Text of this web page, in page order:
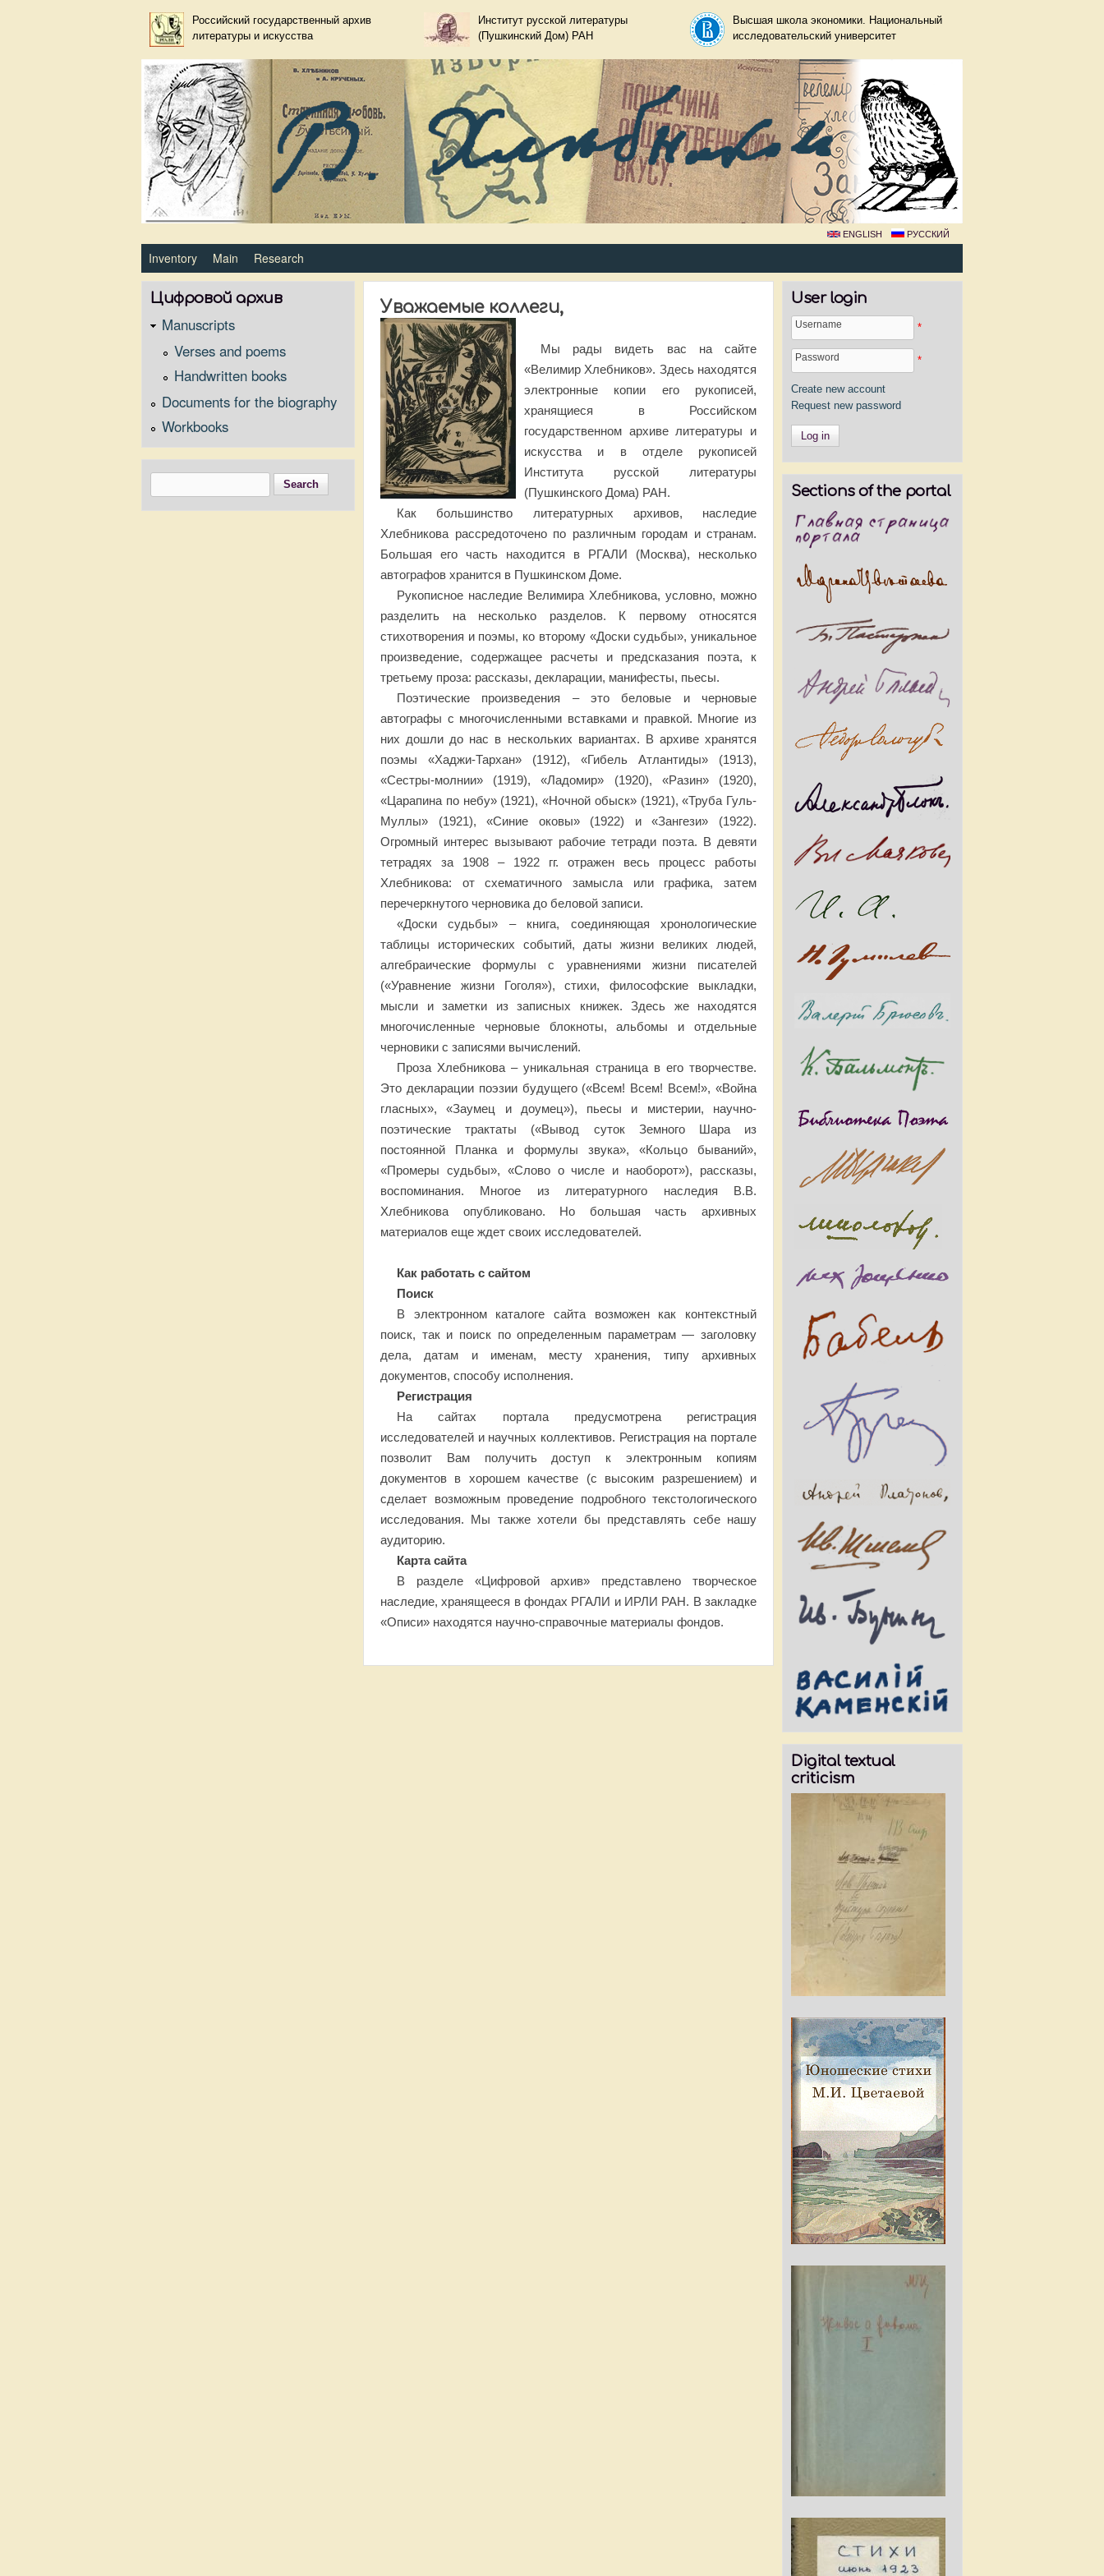
Skip to main content
Российский государственный архив
литературы и искусства
Институт русской литературы
(Пушкинский Дом) РАН
Высшая школа экономики. Национальный
исследовательский университет
ENGLISH РУССКИЙ
Primary_tsvetaeva for Велимир Хлебников
Inventory Main Research
Уважаемые коллеги,
Мы рады видеть вас на сайте
«Велимир Хлебников». Здесь находятся
электронные копии его рукописей,
хранящиеся в Российском
государственном архиве литературы и
искусства и в отделе рукописей
Института русской литературы
(Пушкинского Дома) РАН.
Как большинство литературных архивов, наследие
Хлебникова рассредоточено по различным городам и странам.
Большая его часть находится в РГАЛИ (Москва), несколько
автографов хранится в Пушкинском Доме.
Рукописное наследие Велимира Хлебникова, условно, можно
разделить на несколько разделов. К первому относятся
стихотворения и поэмы, ко второму «Доски судьбы», уникальное
произведение, содержащее расчеты и предсказания поэта, к
третьему проза: рассказы, декларации, манифесты, пьесы.
Поэтические произведения – это беловые и черновые
автографы с многочисленными вставками и правкой. Многие из
них дошли до нас в нескольких вариантах. В архиве хранятся
поэмы «Хаджи-Тархан» (1912), «Гибель Атлантиды» (1913),
«Сестры-молнии» (1919), «Ладомир» (1920), «Разин» (1920),
«Царапина по небу» (1921), «Ночной обыск» (1921), «Труба Гуль-
Муллы» (1921), «Синие оковы» (1922) и «Зангези» (1922).
Огромный интерес вызывают рабочие тетради поэта. В девяти
тетрадях за 1908 – 1922 гг. отражен весь процесс работы
Хлебникова: от схематичного замысла или графика, затем
перечеркнутого черновика до беловой записи.
«Доски судьбы» – книга, соединяющая хронологические
таблицы исторических событий, даты жизни великих людей,
алгебраические формулы с уравнениями жизни писателей
(«Уравнение жизни Гоголя»), стихи, философские выкладки,
мысли и заметки из записных книжек. Здесь же находятся
многочисленные черновые блокноты, альбомы и отдельные
черновики с записями вычислений.
Проза Хлебникова – уникальная страница в его творчестве.
Это декларации поэзии будущего («Всем! Всем! Всем!», «Война
гласных», «Заумец и доумец»), пьесы и мистерии, научно-
поэтические трактаты («Вывод суток Земного Шара из
постоянной Планка и формулы звука», «Кольцо бываний»,
«Промеры судьбы», «Слово о числе и наоборот»), рассказы,
воспоминания. Многое из литературного наследия В.В.
Хлебникова опубликовано. Но большая часть архивных
материалов еще ждет своих исследователей.
Как работать с сайтом
Поиск
В электронном каталоге сайта возможен как контекстный
поиск, так и поиск по определенным параметрам — заголовку
дела, датам и именам, месту хранения, типу архивных
документов, способу исполнения.
Регистрация
На сайтах портала предусмотрена регистрация
исследователей и научных коллективов. Регистрация на портале
позволит Вам получить доступ к электронным копиям
документов в хорошем качестве (с высоким разрешением) и
сделает возможным проведение подробного текстологического
исследования. Мы также хотели бы представлять себе нашу
аудиторию.
Карта сайта
В разделе «Цифровой архив» представлено творческое
наследие, хранящееся в фондах РГАЛИ и ИРЛИ РАН. В закладке
«Описи» находятся научно-справочные материалы фондов.
Цифровой архив
Manuscripts
Verses and poems
Handwritten books
Documents for the biography
Workbooks
Search form
User login
Username *
Password *
Create new account
Request new password
Sections of the portal
Digital textual
criticism